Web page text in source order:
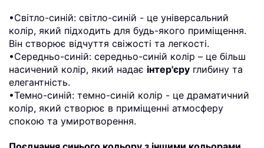
•Світло-синій: світло-синій - це універсальний
колір, який підходить для будь-якого приміщення.
Він створює відчуття свіжості та легкості.
•Середньо-синій: середньо-синій колір – це більш
насичений колір, який надає інтер'єру глибину та
елегантність.
•Темно-синій: темно-синій колір - це драматичний
колір, який створює в приміщенні атмосферу
спокою та умиротворення.